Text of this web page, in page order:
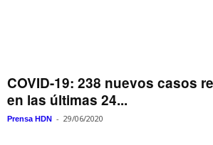
COVID-19: 238 nuevos casos
en las últimas 24...
Prensa HDN - 29/06/2020